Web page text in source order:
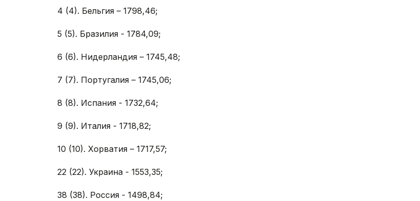
4 (4). Бельгия – 1798,46;
5 (5). Бразилия - 1784,09;
6 (6). Нидерландия – 1745,48;
7 (7). Португалия – 1745,06;
8 (8). Испания - 1732,64;
9 (9). Италия - 1718,82;
10 (10). Хорватия – 1717,57;
22 (22). Украина - 1553,35;
38 (38). Россия - 1498,84;